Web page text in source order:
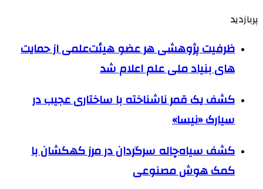
پربازدید
ظرفیت پژوهشی هر عضو هیئت‌علمی از حمایت
های بنیاد ملی علم اعلام شد
کشف یک قمر ناشناخته با ساختاری عجیب در
سیارک «نیسا»
کشف سیاه‌چاله سرگردان در مرز کهکشان با
کمک هوش مصنوعی